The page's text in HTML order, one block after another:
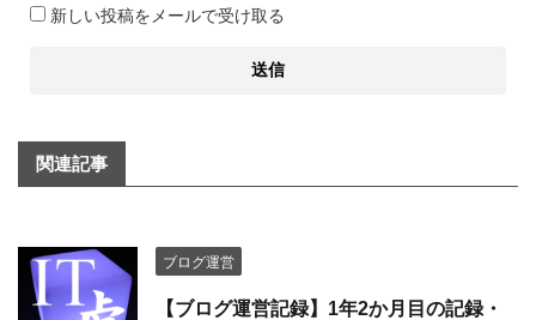
新しい投稿をメールで受け取る
関連記事
ブログ運営
【ブログ運営記録】1年2か月目の記録・